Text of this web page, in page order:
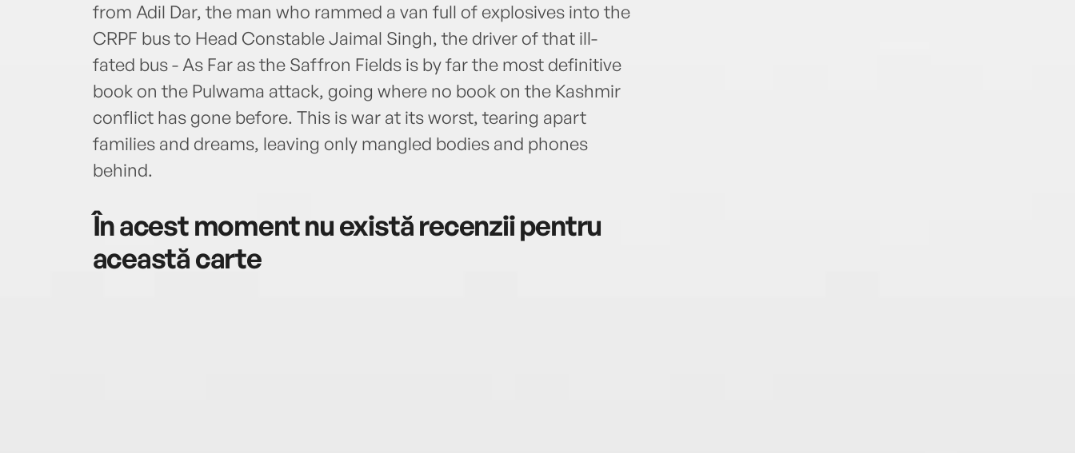
from Adil Dar, the man who rammed a van full of explosives into the
CRPF bus to Head Constable Jaimal Singh, the driver of that ill-
fated bus - As Far as the Saffron Fields is by far the most definitive
book on the Pulwama attack, going where no book on the Kashmir
conflict has gone before. This is war at its worst, tearing apart
families and dreams, leaving only mangled bodies and phones
behind.
În acest moment nu există recenzii pentru
această carte